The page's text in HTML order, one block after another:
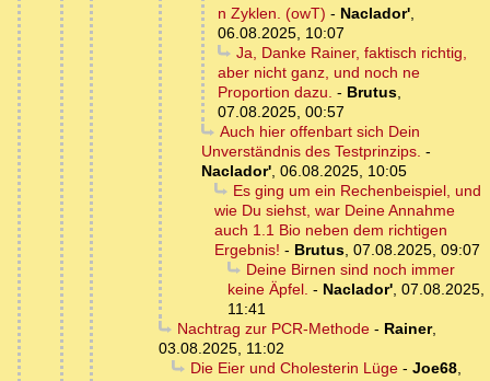
n Zyklen. (owT) - Naclador',
06.08.2025, 10:07
Ja, Danke Rainer, faktisch richtig,
aber nicht ganz, und noch ne
Proportion dazu. - Brutus,
07.08.2025, 00:57
Auch hier offenbart sich Dein
Unverständnis des Testprinzips. -
Naclador', 06.08.2025, 10:05
Es ging um ein Rechenbeispiel, und
wie Du siehst, war Deine Annahme
auch 1.1 Bio neben dem richtigen
Ergebnis! - Brutus, 07.08.2025, 09:07
Deine Birnen sind noch immer
keine Äpfel. - Naclador', 07.08.2025,
11:41
Nachtrag zur PCR-Methode- Rainer,
03.08.2025, 11:02
Die Eier und Cholesterin Lüge- Joe68,